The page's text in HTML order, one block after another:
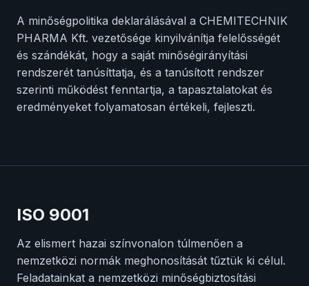
A minőségpolitika deklarálásával a CHEMITECHNIK
PHARMA Kft. vezetősége kinyilvánítja felelősségét
és szándékát, hogy a saját minőségirányítási
rendszerét tanúsíttatja, és a tanúsított rendszer
szerinti működést fenntartja, a tapasztalatokat és
eredményeket folyamatosan értékeli, fejleszti.
ISO 9001
Az elismert hazai színvonalon túlmenően a
nemzetközi normák meghonosítását tűztük ki célul.
Feladatainkat a nemzetközi minőségbiztosítási